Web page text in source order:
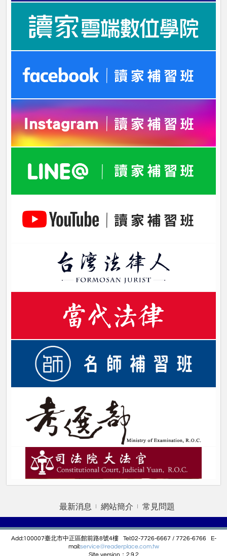
最新消息 網站簡介 常見問題
Add:100007臺北市中正區館前路8號4樓 Tel:02-7726-6667 / 7726-6766 E-
mail:service@readerplace.com.tw